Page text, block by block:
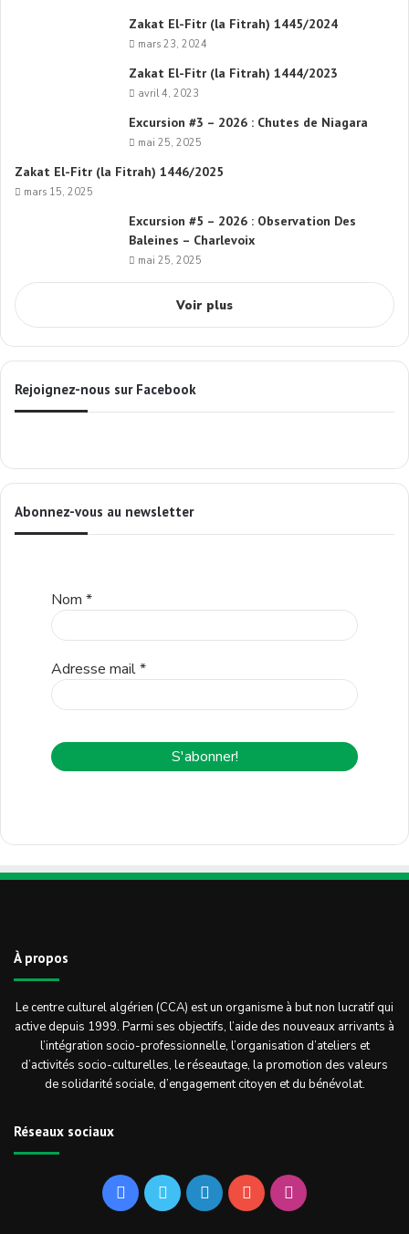
Zakat El-Fitr (la Fitrah) 1445/2024
mars 23, 2024
Zakat El-Fitr (la Fitrah) 1444/2023
avril 4, 2023
Excursion #3 – 2026 : Chutes de Niagara
mai 25, 2025
Zakat El-Fitr (la Fitrah) 1446/2025
mars 15, 2025
Excursion #5 – 2026 : Observation Des
Baleines – Charlevoix
mai 25, 2025
Voir plus
Rejoignez-nous sur Facebook
Abonnez-vous au newsletter
Nom *
Adresse mail*
À propos
Le centre culturel algérien (CCA) est un organisme à but non lucratif qui
active depuis 1999. Parmi ses objectifs, l’aide des nouveaux arrivants à
l’intégration socio-professionnelle, l’organisation d’ateliers et
d’activités socio-culturelles, le réseautage, la promotion des valeurs
de solidarité sociale, d’engagement citoyen et du bénévolat.
Réseaux sociaux
FacebookTwitterLinkedinYouTubeInstagram